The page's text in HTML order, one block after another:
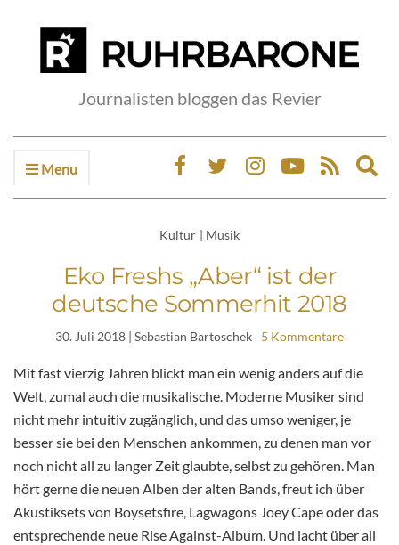
Journalisten bloggen das Revier
Menu
Kultur | Musik
Eko Freshs „Aber“ ist der
deutsche Sommerhit 2018
30. Juli 2018 | Sebastian Bartoschek 5 Kommentare
Mit fast vierzig Jahren blickt man ein wenig anders auf die
Welt, zumal auch die musikalische. Moderne Musiker sind
nicht mehr intuitiv zugänglich, und das umso weniger, je
besser sie bei den Menschen ankommen, zu denen man vor
noch nicht all zu langer Zeit glaubte, selbst zu gehören. Man
hört gerne die neuen Alben der alten Bands, freut ich über
Akustiksets von Boysetsfire, Lagwagons Joey Cape oder das
entsprechende neue Rise Against-Album. Und lacht über all